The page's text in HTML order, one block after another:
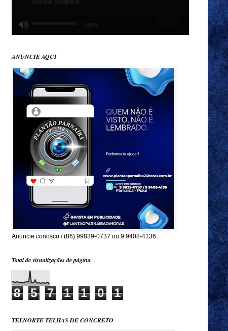
ANUNCIE AQUI
Anuncie conosco / (86) 99839-0737 ou 9 9408-4136
Total de visualizações de página
8 5 7 1 1 0 1
TELNORTE TELHAS DE CONCRETO